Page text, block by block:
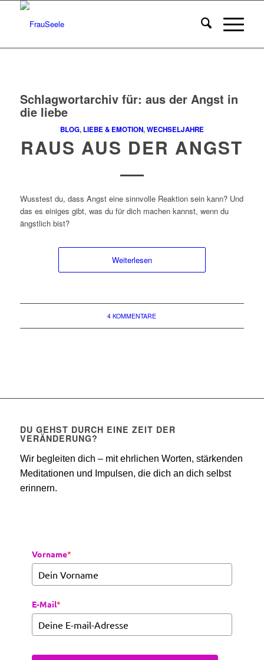
Schlagwortarchiv für: aus der Angst in
die liebe
BLOG, LIEBE & EMOTION,WECHSELJAHRE
RAUS AUS DER ANGST
Wusstest du, dass Angst eine sinnvolle Reaktion sein kann? Und
das es einiges gibt, was du für dich machen kannst, wenn du
ängstlich bist?
Weiterlesen
4 KOMMENTARE
DU GEHST DURCH EINE ZEIT DER
VERÄNDERUNG?
Wir begleiten dich – mit ehrlichen Worten, stärkenden
Meditationen und Impulsen, die dich an dich selbst
erinnern.
Vorname*
E-Mail*